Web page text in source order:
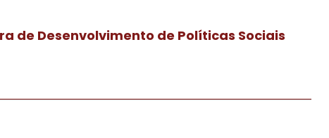
de Desenvolvimento de Políticas Sociais